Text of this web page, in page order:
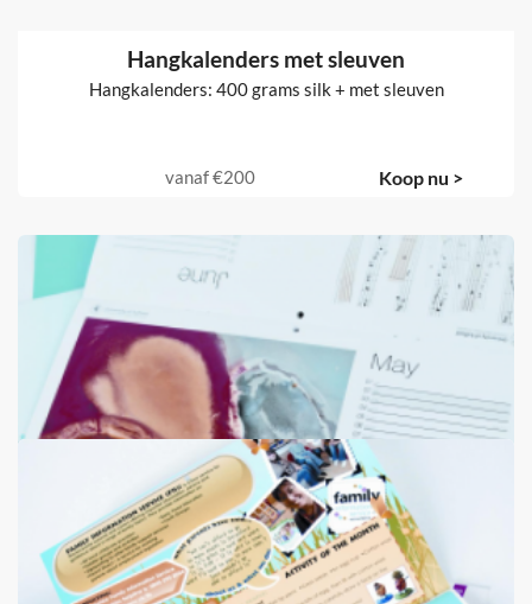
Hangkalenders met sleuven
Hangkalenders: 400 grams silk + met sleuven
vanaf€200 Koop nu >